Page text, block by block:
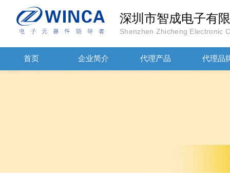
深圳市智成电子有
Shenzhen Zhicheng Electronic
首页 企业简介 代理产品 代理品
JOHANOSN高压贴片电容1206/NPO/1000V/220PF/J档封装